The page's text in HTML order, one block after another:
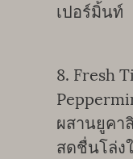
เปอร์มิ้นท์
8. Fresh
ผสานยูคา
สดชื่นโล่ง